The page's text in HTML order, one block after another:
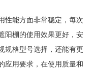
性能方面非常稳定，每次
阳棚的使用效果更好，安
规格型号选择，还能有更
应用要求，在使用质量和